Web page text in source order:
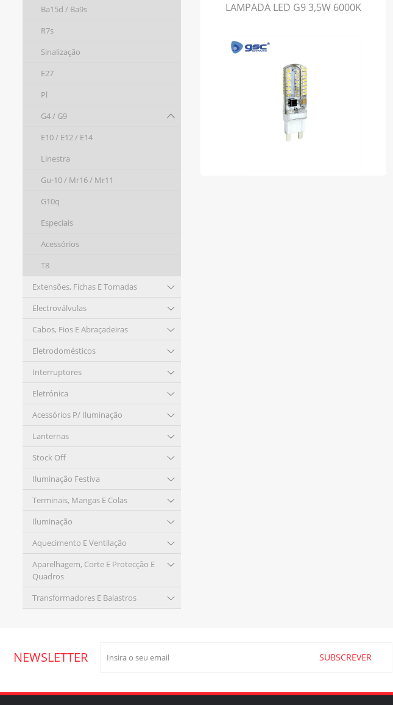
Ba15d / Ba9s
R7s
Sinalização
E27
Pl
G4 / G9
E10 / E12 / E14
Linestra
Gu-10 / Mr16 / Mr11
G10q
Especiais
Acessórios
T8
Extensões, Fichas E Tomadas
Electroválvulas
Cabos, Fios E Abraçadeiras
Eletrodomésticos
Interruptores
Eletrónica
Acessórios P/ Iluminação
Lanternas
Stock Off
Iluminação Festiva
Terminais, Mangas E Colas
Iluminação
Aquecimento E Ventilação
Aparelhagem, Corte E Protecção E
Quadros
Transformadores E Balastros
LAMPADA LED G9 3,5W 6000K
NEWSLETTER SUBSCREVER